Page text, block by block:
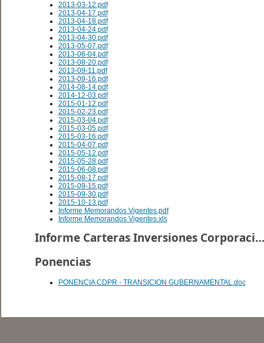
2013-03-12.pdf
2013-04-17.pdf
2013-04-18.pdf
2013-04-24.pdf
2013-04-30.pdf
2013-05-07.pdf
2013-06-04.pdf
2013-08-20.pdf
2013-09-11.pdf
2013-09-16.pdf
2014-08-14.pdf
2014-12-03.pdf
2015-01-12.pdf
2015-02-23.pdf
2015-03-04.pdf
2015-03-05.pdf
2015-03-16.pdf
2015-04-07.pdf
2015-05-12.pdf
2015-05-28.pdf
2015-06-08.pdf
2015-08-17.pdf
2015-09-15.pdf
2015-09-30.pdf
2015-10-13.pdf
Informe Memorandos Vigentes.pdf
Informe Memorandos Vigentes.xls
Informe Carteras Inversiones Corporaciones
Ponencias
PONENCIA CDPR - TRANSICION GUBERNAMENTAL.doc